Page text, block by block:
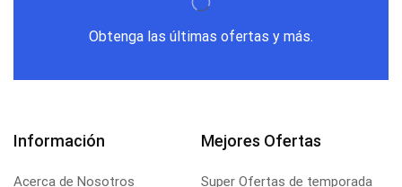
Obtenga las últimas ofertas y más.
Información
Acerca de Nosotros
Mejores Ofertas
Super Ofertas de temporada